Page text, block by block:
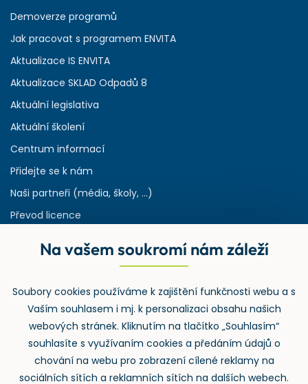
Demoverze programů
Jak pracovat s programem ENVITA
Aktualizace IS ENVITA
Aktualizace SKLAD Odpadů 8
Aktuální legislativa
Aktuální školení
Centrum informací
Přidejte se k nám
Naši partneři (média, školy, ...)
Převod licence
Rejstřík používaných zkratek v odpadech
Zpětný odběr
Na vašem soukromí nám záleží
Soubory cookies používáme k zajištění funkčnosti webu a s
Vaším souhlasem i mj. k personalizaci obsahu našich
webových stránek. Kliknutím na tlačítko „Souhlasím“
souhlasíte s využívaním cookies a předáním údajů o
chování na webu pro zobrazení cílené reklamy na
sociálních sítích a reklamních sítích na dalších webech.